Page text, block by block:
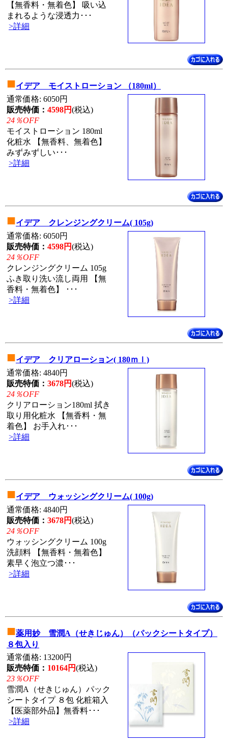
【無香料・無着色】 吸い込
まれるような浸透力･･･
>詳細
■イデア モイストローション （180ml）
通常価格: 6050円
販売特価： 4598円(税込)
24％OFF
モイストローション 180ml
化粧水 【無香料、無着色】
みずみずしい･･･
>詳細
■イデア クレンジングクリーム( 105g)
通常価格: 6050円
販売特価： 4598円(税込)
24％OFF
クレンジングクリーム 105g
ふき取り洗い流し両用 【無
香料・無着色】 ･･･
>詳細
■イデア クリアローション( 180ｍｌ)
通常価格: 4840円
販売特価： 3678円(税込)
24％OFF
クリアローション180ml 拭き
取り用化粧水 【無香料・無
着色】 お手入れ･･･
>詳細
■イデア ウォッシングクリーム( 100g)
通常価格: 4840円
販売特価： 3678円(税込)
24％OFF
ウォッシングクリーム 100g
洗顔料 【無香料・無着色】
素早く泡立つ濃･･･
>詳細
■薬用妙 雪潤A（せきじゅん）（パックシートタイプ）
８包入り
通常価格: 13200円
販売特価： 10164円(税込)
23％OFF
雪潤A（せきじゅん）パック
シートタイプ ８包 化粧箱入
【医薬部外品】無香料･･･
>詳細